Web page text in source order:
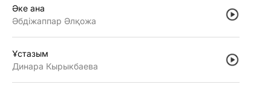
Әке ана
Әбдiжаппар Әлқожа
Ұстазым
Динара Кырыкбаева